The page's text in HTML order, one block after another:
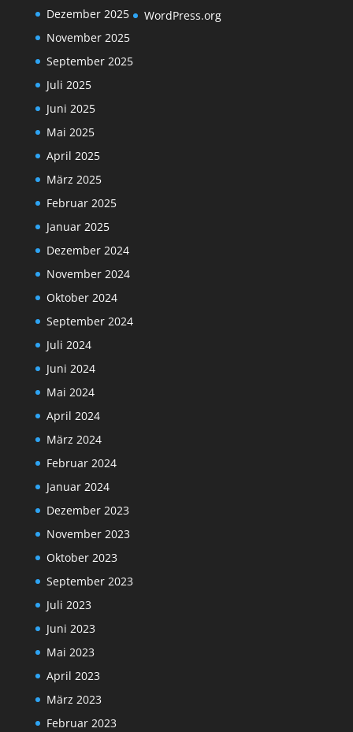
Dezember 2025
November 2025
September 2025
Juli 2025
Juni 2025
Mai 2025
April 2025
März 2025
Februar 2025
Januar 2025
Dezember 2024
November 2024
Oktober 2024
September 2024
Juli 2024
Juni 2024
Mai 2024
April 2024
März 2024
Februar 2024
Januar 2024
Dezember 2023
November 2023
Oktober 2023
September 2023
Juli 2023
Juni 2023
Mai 2023
April 2023
März 2023
Februar 2023
WordPress.org